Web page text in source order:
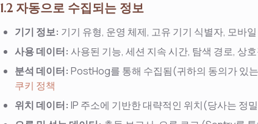
1.2 자동으로 수집되는 정보
기기 정보: 기기 유형, 운영 체제, 고유 기기 식별자, 모바
사용 데이터: 사용된 기능, 세션 지속 시간, 탐색 경로, 상
분석 데이터: PostHog를 통해 수집됨(귀하의 동의가 있
쿠키 정책
위치 데이터: IP 주소에 기반한 대략적인 위치(당사는 정